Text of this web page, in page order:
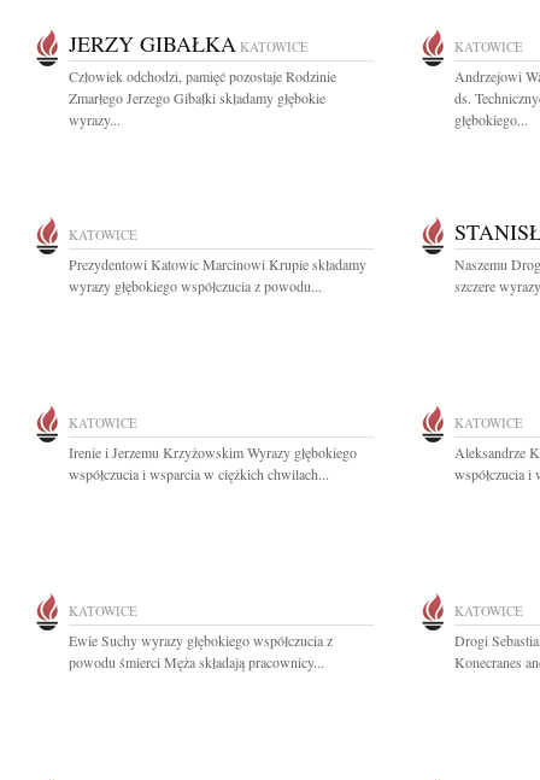
JERZY GIBAŁKA KATOWICE
Człowiek odchodzi, pamięć pozostaje Rodzinie
Zmarłego Jerzego Gibałki składamy głębokie
wyrazy...
KATOWICE
Andrzejowi
ds.
głębokiego...
KATOWICE
Prezydentowi Katowic Marcinowi Krupie składamy
wyrazy głębokiego współczucia z powodu...
Naszemu
szczere
KATOWICE
Irenie i Jerzemu Krzyżowskim Wyrazy głębokiego
współczucia i wsparcia w ciężkich chwilach...
KATOWICE
Aleksandrze
współczucia i
KATOWICE
Ewie Suchy wyrazy głębokiego współczucia z
powodu śmierci Męża składają pracownicy...
KATOWICE
Drogi
Konecranes